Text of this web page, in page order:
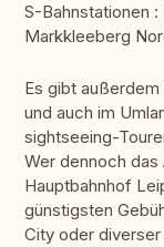
S-Bahnstationen
Markkleeberg
Es gibt
und auch im
sightseeing-
Wer dennoch
Hauptbahnhof
günstigsten
City oder